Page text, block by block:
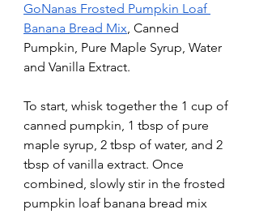
GoNanas Frosted Pumpkin Loaf
Banana Bread Mix, Canned
Pumpkin, Pure Maple Syrup, Water
and Vanilla Extract.
To start, whisk together the 1 cup of
canned pumpkin, 1 tbsp of pure
maple syrup, 2 tbsp of water, and 2
tbsp of vanilla extract. Once
combined, slowly stir in the frosted
pumpkin loaf banana bread mix